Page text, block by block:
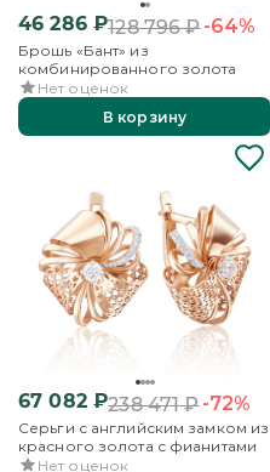
46 286₽128 796₽-64%
Брошь «Бант» из
комбинированного золота
Нет оценок
В корзину
67 082₽238 471₽-72%
Серьги с английским замком из
красного золота с фианитами
Нет оценок